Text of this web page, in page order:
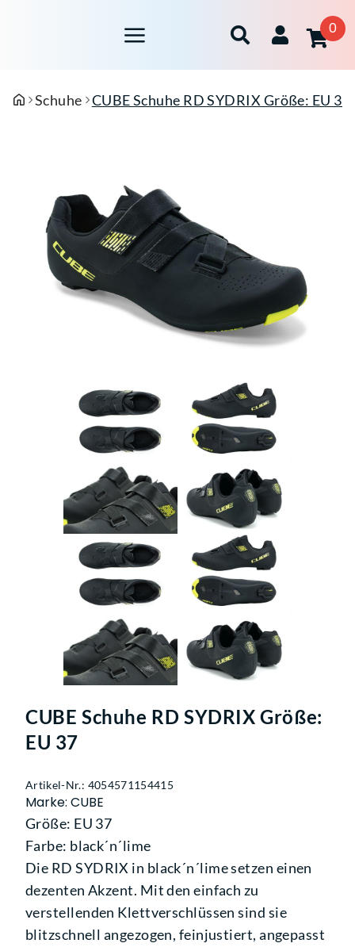
0
Schuhe CUBE Schuhe RD SYDRIX Größe: EU 37
CUBE Schuhe RD SYDRIX Größe:
EU 37
Artikel-Nr.: 4054571154415
Marke: CUBE
Größe: EU 37
Farbe: black´n´lime
Die RD SYDRIX in black´n´lime setzen einen
dezenten Akzent. Mit den einfach zu
verstellenden Klettverschlüssen sind sie
blitzschnell angezogen, feinjustiert, angepasst